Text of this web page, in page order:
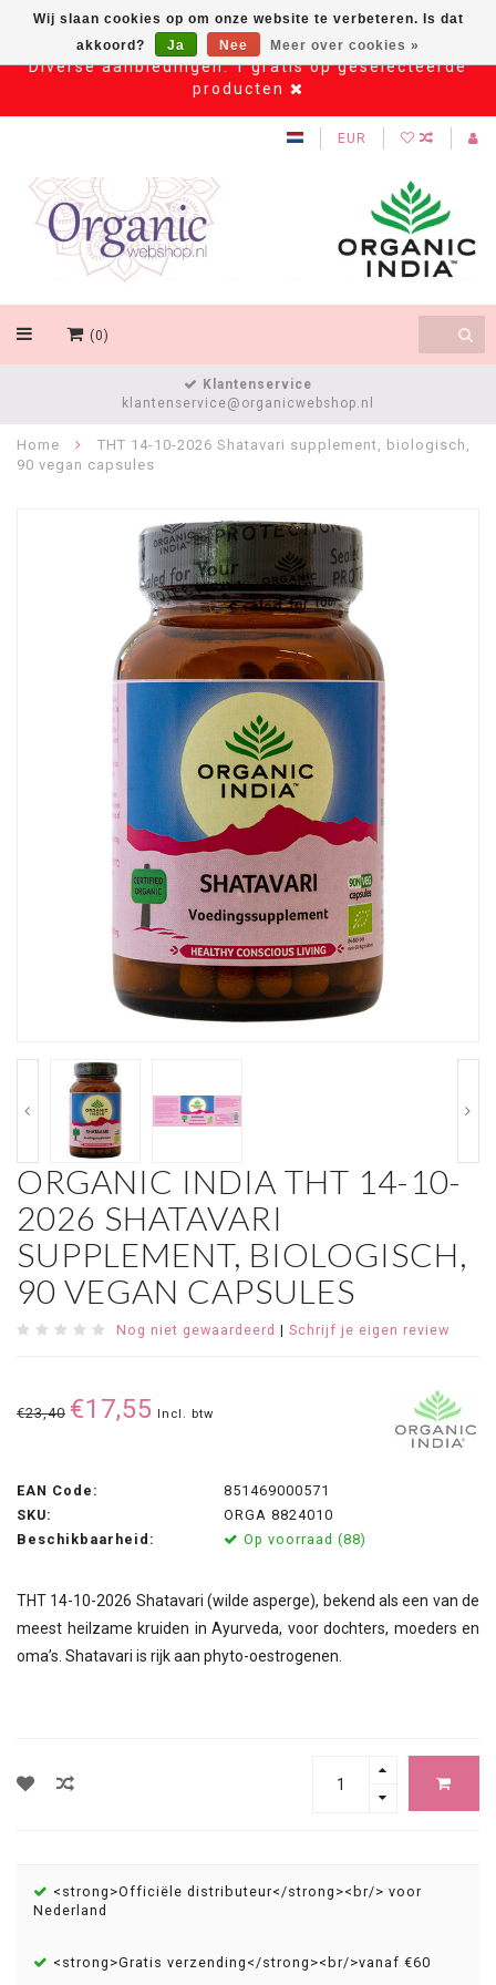
Diverse aanbiedingen: 1 gratis op geselecteerde
producten
EUR
(0)
Klantenservice
klantenservice@organicwebshop.nl
Home
THT 14-10-2026 Shatavari supplement, biologisch,
90 vegan capsules
ORGANIC INDIA THT 14-10-
2026 SHATAVARI
SUPPLEMENT, BIOLOGISCH,
90 VEGAN CAPSULES
Nog niet gewaardeerd | Schrijf je eigen review
€23,40 €17,55 Incl. btw
EAN Code:
851469000571
SKU:
ORGA 8824010
Beschikbaarheid:
Op voorraad (88)
THT 14-10-2026 Shatavari (wilde asperge), bekend als een van de
meest heilzame kruiden in Ayurveda, voor dochters, moeders en
oma’s. Shatavari is rijk aan phyto-oestrogenen.
<strong>Officiële distributeur</strong><br/> voor
Nederland
<strong>Gratis verzending</strong><br/>vanaf €60
Wij slaan cookies op om onze website te verbeteren. Is dat
akkoord?
Ja Nee Meer over cookies »